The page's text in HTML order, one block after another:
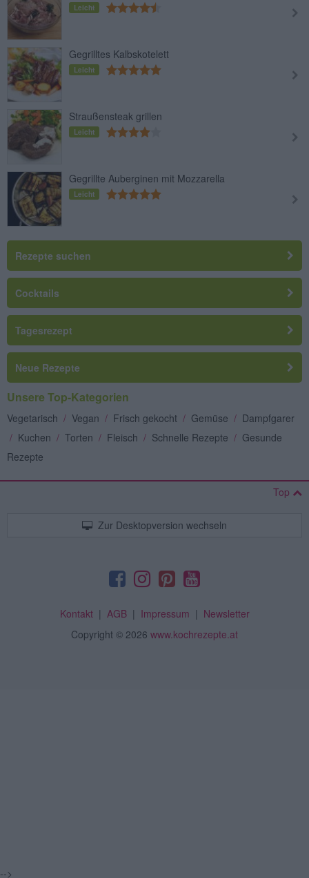
Leicht
Gegrilltes Kalbskotelett
Leicht
Straußensteak grillen
Leicht
Gegrillte Auberginen mit Mozzarella
Leicht
Rezepte suchen
Cocktails
Tagesrezept
Neue Rezepte
Unsere Top-Kategorien
Vegetarisch / Vegan / Frisch gekocht / Gemüse / Dampfgarer
/ Kuchen / Torten / Fleisch / Schnelle Rezepte / Gesunde
Rezepte
Top
Zur Desktopversion wechseln
Kontakt| AGB| Impressum | Newsletter
Copyright © 2026 www.kochrezepte.at
-->